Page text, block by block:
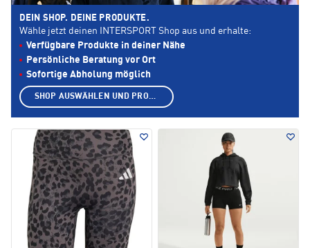
DEIN SHOP. DEINE PRODUKTE.
Wähle jetzt deinen INTERSPORT Shop aus und erhalte:
Verfügbare Produkte in deiner Nähe
Persönliche Beratung vor Ort
Sofortige Abholung möglich
SHOP AUSWÄHLEN UND PRODUKTE ANZEIGEN